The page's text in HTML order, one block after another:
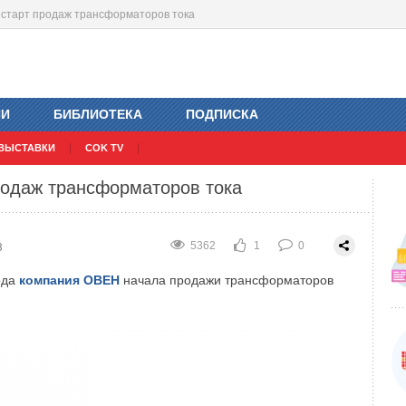
продаж трансформаторов тока
ВЫСТАВКИ COK TV
БИБЛИОТЕКА ПОДПИСКА
трансформаторов тока
5362 1 0
компания ОВЕН начала продажи трансформаторов
в Бенине мощностью 25 МВт
энергетики